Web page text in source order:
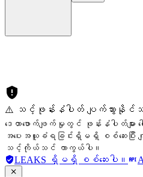
⚠️ သင့်ဖုန်းနံပါတ် ပျက်သွားနိုင်
ဒေတာဖောက်ဖျက်မှုတွင် ဖုန်းနံပါတ်မျ
အပေးအယူခံရခြင်းရှိမရှိ စစ်ဆေးပြီး ကျွ
သင့်ကိုယ်သင် ကာကွယ်ပါ။
LEAKS ရှိမရှိ စစ်ဆေးပါ။